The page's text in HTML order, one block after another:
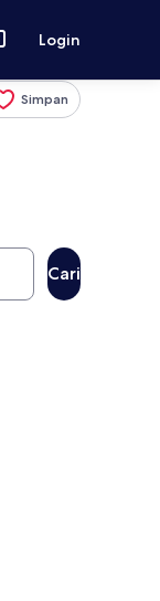
Login
Simpan
Cari